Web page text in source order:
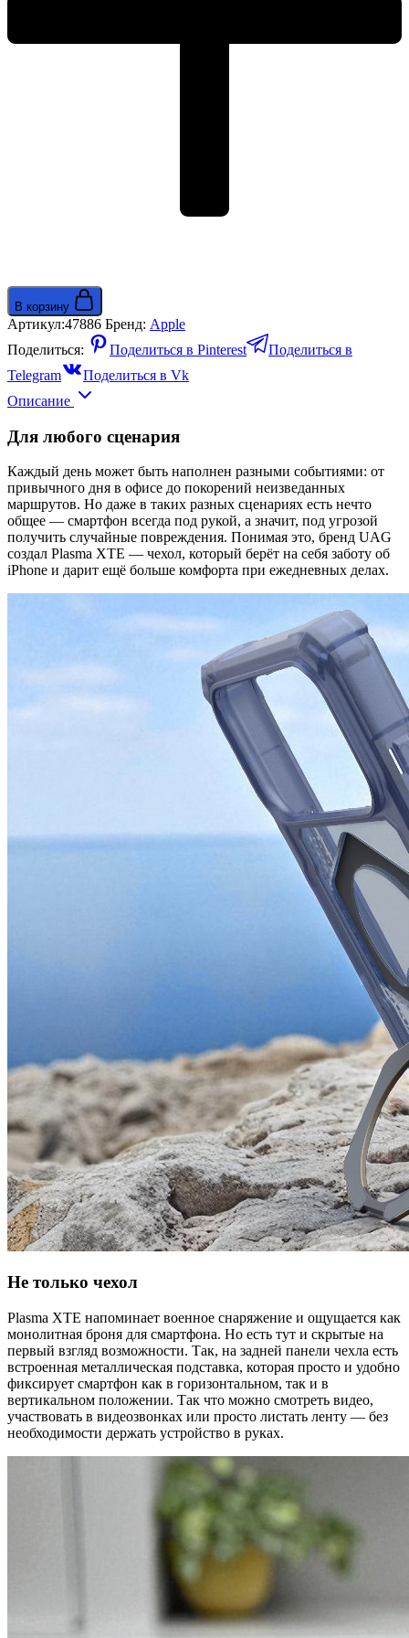
титан
В корзину
Артикул:47886 Бренд: Apple
Поделиться:
Поделиться в Pinterest
Поделиться в
Telegram
Поделиться в Vk
Описание
Для любого сценария
Каждый день может быть наполнен разными событиями: от
привычного дня в офисе до покорений неизведанных
маршрутов. Но даже в таких разных сценариях есть нечто
общее — смартфон всегда под рукой, а значит, под угрозой
получить случайные повреждения. Понимая это, бренд UAG
создал Plasma XTE — чехол, который берёт на себя заботу об
iPhone и дарит ещё больше комфорта при ежедневных делах.
Не только чехол
Plasma XTE напоминает военное снаряжение и ощущается как
монолитная броня для смартфона. Но есть тут и скрытые на
первый взгляд возможности. Так, на задней панели чехла есть
встроенная металлическая подставка, которая просто и удобно
фиксирует смартфон как в горизонтальном, так и в
вертикальном положении. Так что можно смотреть видео,
участвовать в видеозвонках или просто листать ленту — без
необходимости держать устройство в руках.